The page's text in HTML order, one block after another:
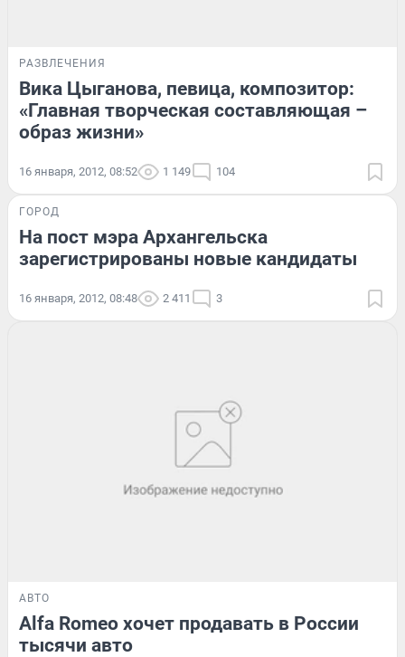
РАЗВЛЕЧЕНИЯ
Вика Цыганова, певица, композитор:
«Главная творческая составляющая –
образ жизни»
16 января, 2012, 08:52 1 149 104
ГОРОД
На пост мэра Архангельска
зарегистрированы новые кандидаты
16 января, 2012, 08:48 2 411 3
АВТО
Alfa Romeo хочет продавать в России
тысячи авто